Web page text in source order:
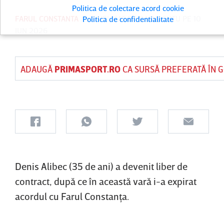
PUBLICAT DEDAIAN CUTU
ADAUGĂ PRIMASPORT.ROCA SURSĂ PREFERATĂ ÎN
Denis Alibec (35 de ani) a devenit liber de
contract, după ce în această vară i-a expirat
acordul cu Farul Constanţa.
Politica de colectare acord cookie
Politica de confidentialitate